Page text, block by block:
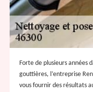
Forte de plusieurs années
gouttières, l’entreprise
vous fournir des résultats